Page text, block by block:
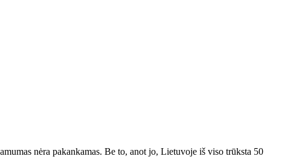
nėra pakankamas. Be to, anot jo, Lietuvoje iš viso trūksta 50